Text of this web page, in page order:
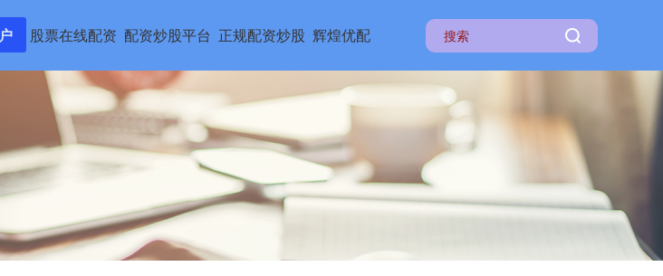
股票在线配资 配资炒股平台 正规配资炒股 辉煌优配